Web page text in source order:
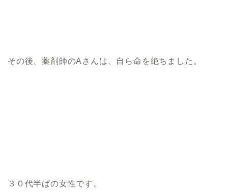
その後、薬剤師のAさんは、自ら命を絶ちました。
３０代半ばの女性です。